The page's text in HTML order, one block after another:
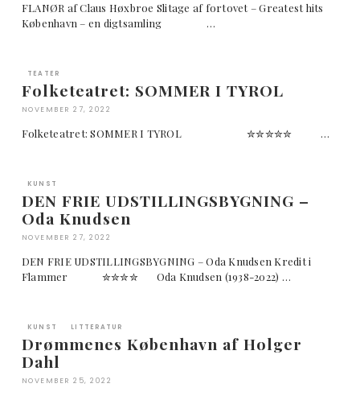
FLANØR af Claus Høxbroe Slitage af fortovet – Greatest hits
København – en digtsamling …
TEATER
Folketeatret: SOMMER I TYROL
NOVEMBER 27, 2022
Folketeatret: SOMMER I TYROL ✮✮✮✮✮ …
KUNST
DEN FRIE UDSTILLINGSBYGNING –
Oda Knudsen
NOVEMBER 27, 2022
DEN FRIE UDSTILLINGSBYGNING – Oda Knudsen Kredit i
Flammer ✮✮✮✮ Oda Knudsen (1938-2022) …
KUNST LITTERATUR
Drømmenes København af Holger
Dahl
NOVEMBER 25, 2022